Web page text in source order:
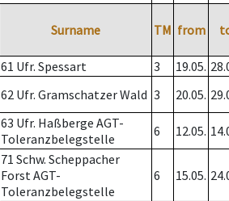
Surname TM from
61 Ufr. Spessart 3 19.05.
62 Ufr. Gramschatzer Wald 3 20.05.
63 Ufr. Haßberge AGT-
Toleranzbelegstelle
6 12.05.
71 Schw. Scheppacher
Forst AGT-
Toleranzbelegstelle
6 15.05.